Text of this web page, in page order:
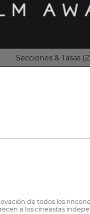
Secciones & Tasas
de todos los
a los cineastas